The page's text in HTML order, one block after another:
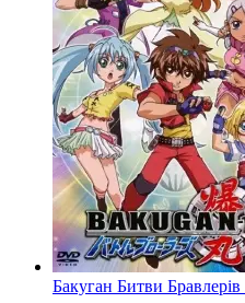
Бакуган Битви Бравлерів